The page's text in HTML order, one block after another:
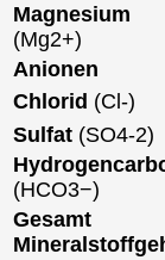
Magnesium
(Mg2+)
Anionen
Chlorid (Cl-)
Sulfat (SO4-2)
(HCO3−)
Gesamt